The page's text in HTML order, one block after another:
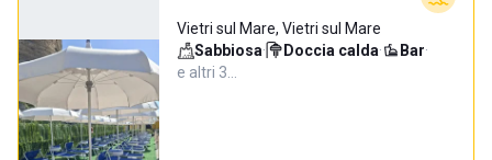
Vietri sul Mare, Vietri sul Mare
Sabbiosa· Doccia calda· Bar·
e altri 3…